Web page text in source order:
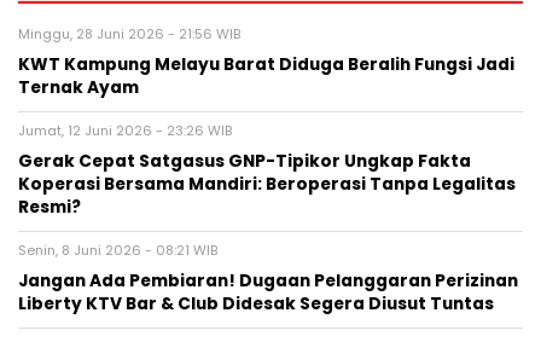
Minggu, 28 Juni 2026 - 21:56 WIB
KWT Kampung Melayu Barat Diduga Beralih Fungsi Jadi
Ternak Ayam
Jumat, 12 Juni 2026 - 23:26 WIB
Gerak Cepat Satgasus GNP-Tipikor Ungkap Fakta
Koperasi Bersama Mandiri: Beroperasi Tanpa Legalitas
Resmi?
Senin, 8 Juni 2026 - 08:21 WIB
Jangan Ada Pembiaran! Dugaan Pelanggaran Perizinan
Liberty KTV Bar & Club Didesak Segera Diusut Tuntas